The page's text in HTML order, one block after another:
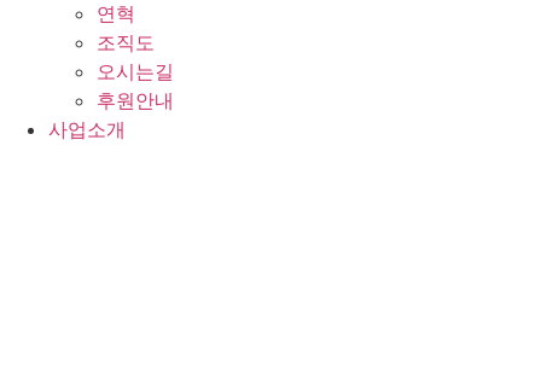
연혁
조직도
오시는길
후원안내
사업소개